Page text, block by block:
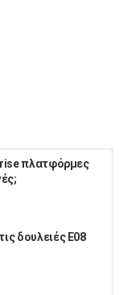
πλατφόρμες
δουλειές E08